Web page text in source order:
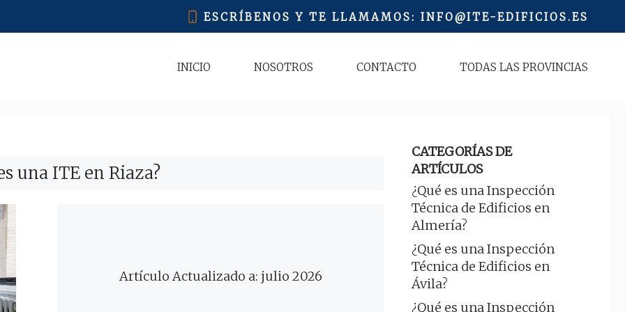
ESCRÍBENOS Y TE LLAMAMOS: INFO@ITE-EDIFICIOS.ES
INICIO NOSOTROS CONTACTO TODAS LAS PROVINCIAS
una ITE en Riaza?
Artículo Actualizado a: julio 2026
CATEGORÍAS DE
ARTÍCULOS
¿Qué es una Inspección
Técnica de Edificios en
Almería?
¿Qué es una Inspección
Técnica de Edificios en
Ávila?
¿Qué es una Inspección